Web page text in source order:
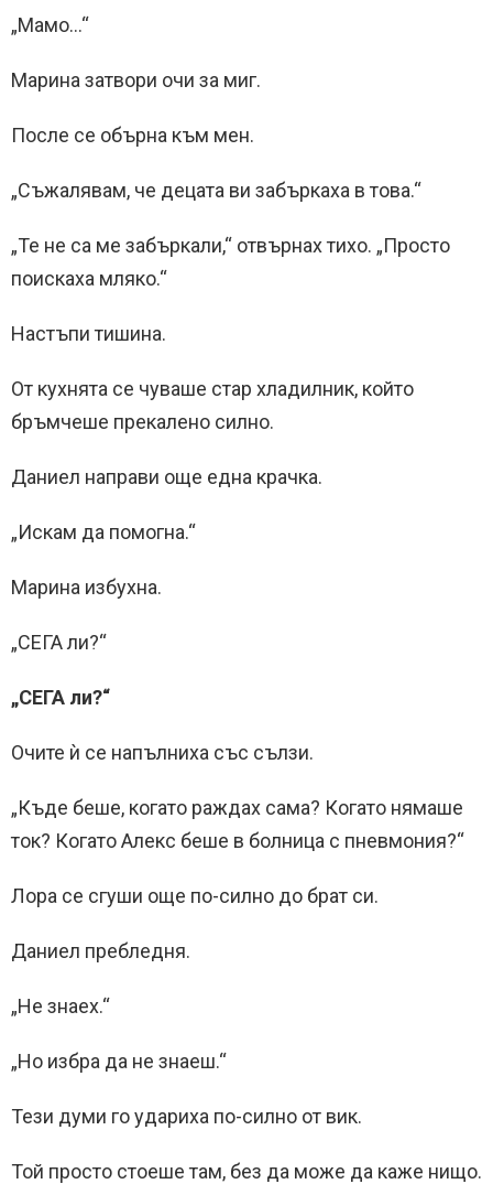
„Мамо…“
Марина затвори очи за миг.
После се обърна към мен.
„Съжалявам, че децата ви забъркаха в това.“
„Те не са ме забъркали,“ отвърнах тихо. „Просто
поискаха мляко.“
Настъпи тишина.
От кухнята се чуваше стар хладилник, който
бръмчеше прекалено силно.
Даниел направи още една крачка.
„Искам да помогна.“
Марина избухна.
„СЕГА ли?“
„СЕГА ли?“
Очите ѝ се напълниха със сълзи.
„Къде беше, когато раждах сама? Когато нямаше
ток? Когато Алекс беше в болница с пневмония?“
Лора се сгуши още по-силно до брат си.
Даниел пребледня.
„Не знаех.“
„Но избра да не знаеш.“
Тези думи го удариха по-силно от вик.
Той просто стоеше там, без да може да каже нищо.